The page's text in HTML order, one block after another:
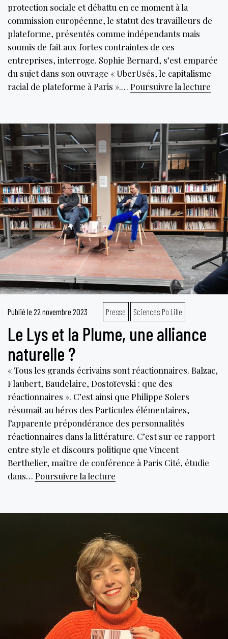
protection sociale et débattu en ce moment à la
commission européenne, le statut des travailleurs de
plateforme, présentés comme indépendants mais
soumis de fait aux fortes contraintes de ces
entreprises, interroge. Sophie Bernard, s’est emparée
du sujet dans son ouvrage « UberUsés, le capitalisme
racial de plateforme à Paris ».… Poursuivre la lecture
Publié le 22 novembre 2023 Presse Sciences Po Lille
Le Lys et la Plume, une alliance
naturelle ?
« Tous les grands écrivains sont réactionnaires. Balzac,
Flaubert, Baudelaire, Dostoïevski : que des
réactionnaires ». C’est ainsi que Philippe Solers
résumait au héros des Particules élémentaires,
l’apparente prépondérance des personnalités
réactionnaires dans la littérature. C’est sur ce rapport
entre style et discours politique que Vincent
Berthelier, maître de conférence à Paris Cité, étudie
dans… Poursuivre la lecture
la
une
alliance
naturelle
?